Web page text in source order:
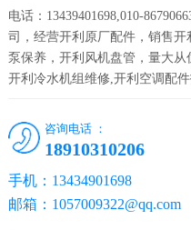
电话：13439401698,010-
司，经营开利原厂配件，销售
泵保养，开利风机盘管，量大
开利冷水机组维修,开利空调配
咨询电话 ：
18910310206
手机：13434901698
邮箱：1057009322@qq.com